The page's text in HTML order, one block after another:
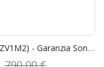
Sony DSC ZV-1 Mark II (ZV1M2) - Garanzia Sony Italia 2+1 Anni - "STUDENT CASHBACK € 100,00" - "SCONTO CASSA SONY € 100,00"